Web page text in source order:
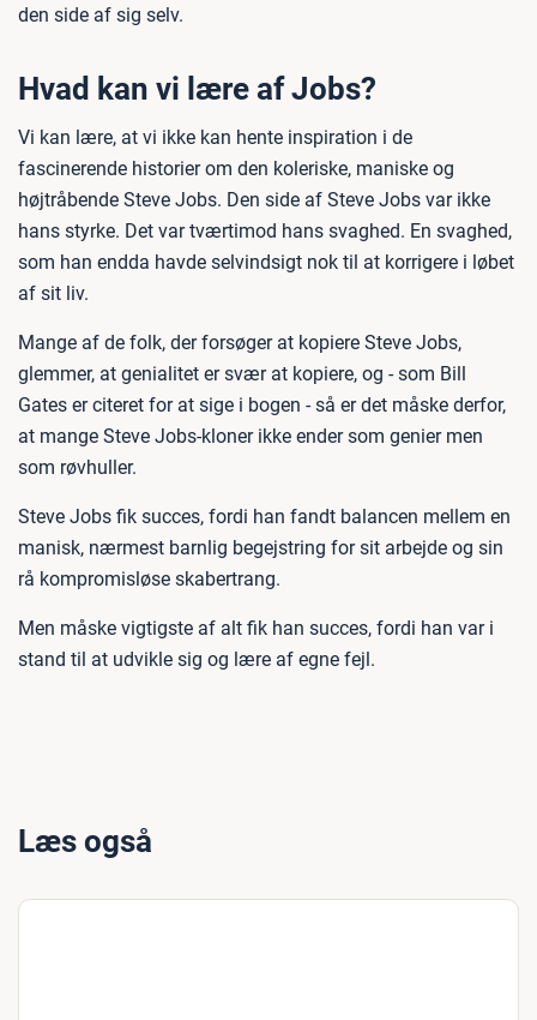
den side af sig selv.
Hvad kan vi lære af Jobs?
Vi kan lære, at vi ikke kan hente inspiration i de
fascinerende historier om den koleriske, maniske og
højtråbende Steve Jobs. Den side af Steve Jobs var ikke
hans styrke. Det var tværtimod hans svaghed. En svaghed,
som han endda havde selvindsigt nok til at korrigere i løbet
af sit liv.
Mange af de folk, der forsøger at kopiere Steve Jobs,
glemmer, at genialitet er svær at kopiere, og - som Bill
Gates er citeret for at sige i bogen - så er det måske derfor,
at mange Steve Jobs-kloner ikke ender som genier men
som røvhuller.
Steve Jobs fik succes, fordi han fandt balancen mellem en
manisk, nærmest barnlig begejstring for sit arbejde og sin
rå kompromisløse skabertrang.
Men måske vigtigste af alt fik han succes, fordi han var i
stand til at udvikle sig og lære af egne fejl.
Læs også